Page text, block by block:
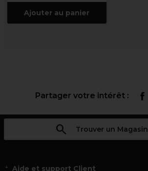
Ajouter au panier
Partager votre intérêt :
Trouver un Magasin
Aide et support Client